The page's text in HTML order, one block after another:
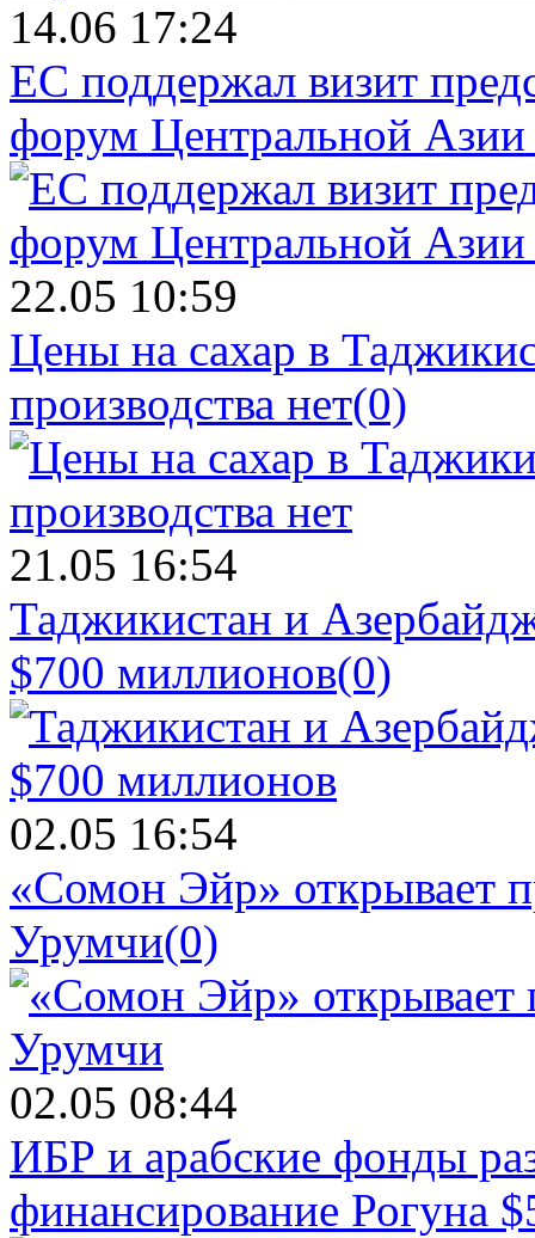
14.06 17:24
ЕС поддержал визит
форум Центральной Азии
22.05 10:59
Цены на сахар в
производства нет(0)
21.05 16:54
Таджикистан и
$700 миллионов(0)
02.05 16:54
«Сомон Эйр» открывает
Урумчи(0)
02.05 08:44
ИБР и арабские фонды
финансирование Рогуна